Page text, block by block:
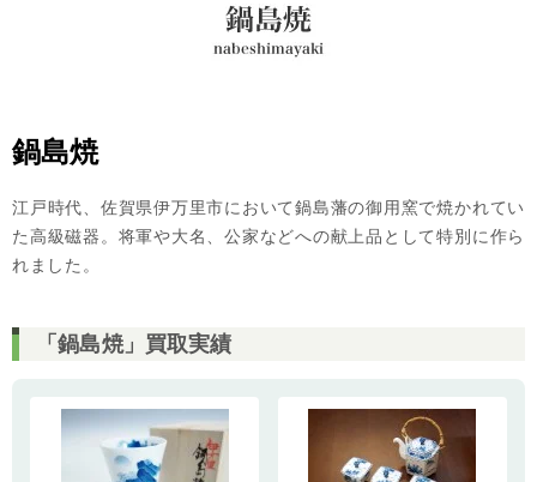
鍋島焼
江戸時代、佐賀県伊万里市において鍋島藩の御用窯で焼かれてい
た高級磁器。将軍や大名、公家などへの献上品として特別に作ら
れました。
「鍋島焼」買取実績